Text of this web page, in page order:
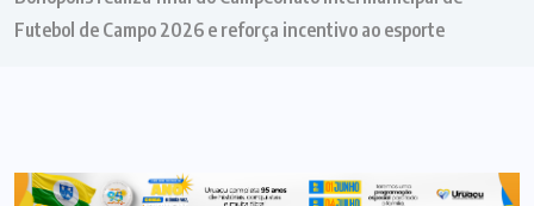
Futebol de Campo 2026 e reforça incentivo ao esporte
TOCANTINS